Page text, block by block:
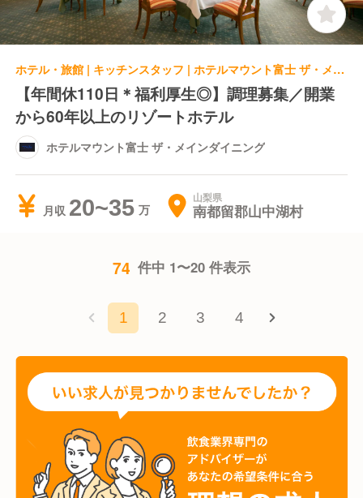
ホテル・旅館 | キッチンスタッフ | ホテルマウント富士 ザ・メインダイニング
【年間休110日＊福利厚生◎】調理募集／開業
から60年以上のリゾートホテル
ホテルマウント富士 ザ・メインダイニング
月収 20~35 山梨県
南都留郡山中湖村
74 件中 1〜20 件表示
1 2 3 4